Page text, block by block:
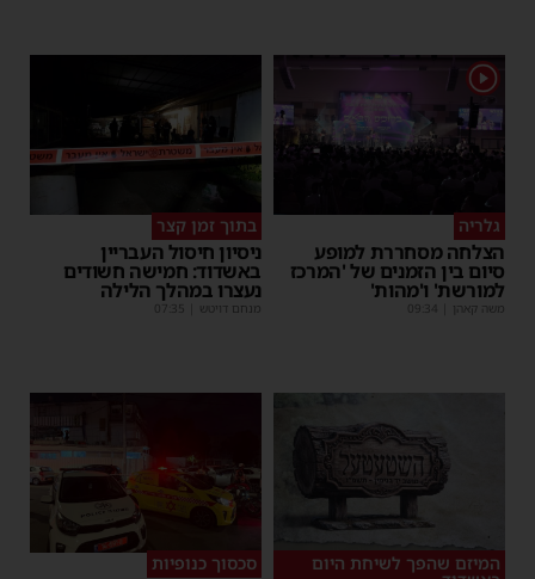
1
גלריה
הצלחה מסחררת למופע
סיום בין הזמנים של 'המרכז
למורשת' ו'מהות'
משה קאהן 09:34
בתוך זמן קצר
ניסיון חיסול העבריין
באשדוד: חמישה חשודים
נעצרו במהלך הלילה
מנחם דויטש 07:35
המיזם שהפך לשיחת היום סכסוך כנופיות